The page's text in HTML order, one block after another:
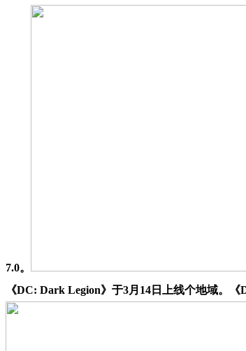
7.0。
《DC: Dark Legion》于3月14日上线个地域。